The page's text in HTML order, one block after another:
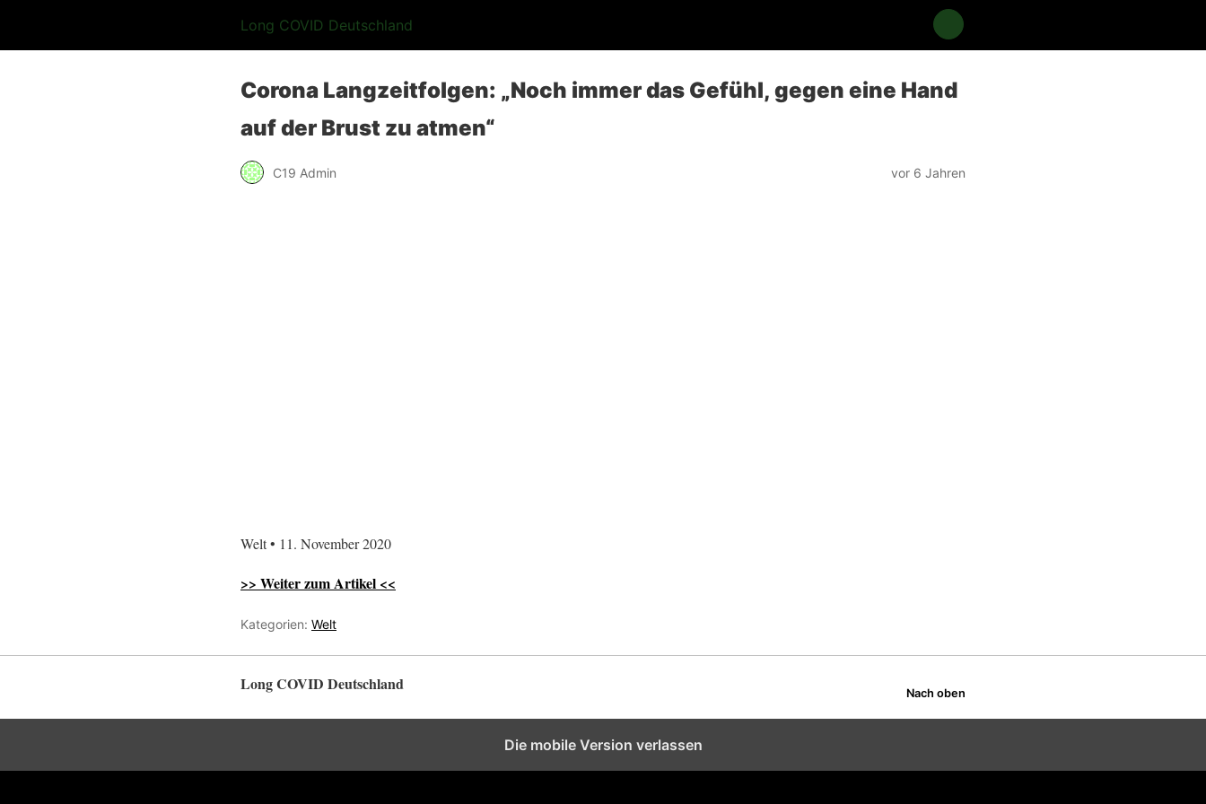
Long COVID Deutschland
Corona Langzeitfolgen: „Noch immer das Gefühl, gegen eine Hand
auf der Brust zu atmen“
C19 Admin vor 6 Jahren
Welt • 11. November 2020
>> Weiter zum Artikel <<
Kategorien: Welt
Long COVID Deutschland Nach oben
Die mobile Version verlassen